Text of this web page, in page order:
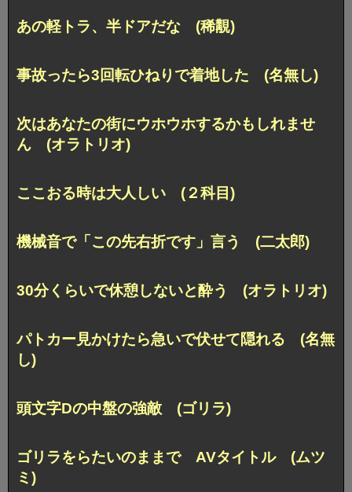
あの軽トラ、半ドアだな (稀覯)
事故ったら3回転ひねりで着地した (名無し)
次はあなたの街にウホウホするかもしれませ
ん (オラトリオ)
ここおる時は大人しい (２科目)
機械音で「この先右折です」言う (二太郎)
30分くらいで休憩しないと酔う (オラトリオ)
パトカー見かけたら急いで伏せて隠れる (名無
し)
頭文字Dの中盤の強敵 (ゴリラ)
ゴリラをらたいのままで AVタイトル (ムツ
ミ)